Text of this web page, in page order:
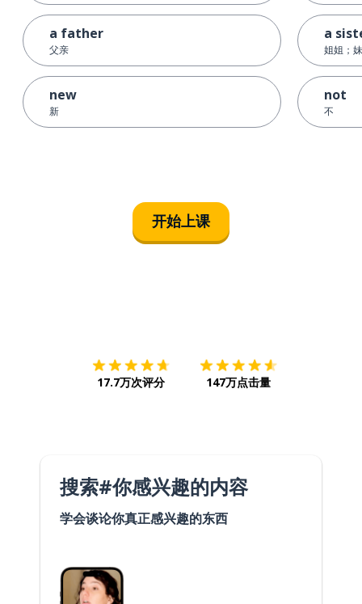
a father
父亲
new
新
a
姐姐；
not
不
开始上课
17.7万次评分 147万点击量
搜索#你感兴趣的内容
学会谈论你真正感兴趣的东西